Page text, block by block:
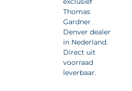
Thomas
Gardner
Denver dealer
in Nederland.
Direct uit
voorraad
leverbaar.